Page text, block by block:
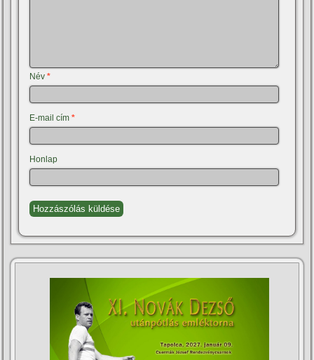
Név*
E-mail cím*
Honlap